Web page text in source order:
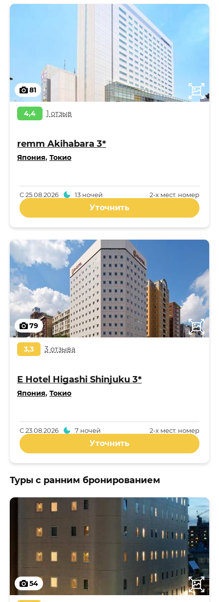
81
4,4 1 отзыв
remm Akihabara 3*
Япония, Токио
2-x мест. номер
С25.08.2026 13 ночей
Уточнить
79
3,3 3 отзыва
E Hotel Higashi Shinjuku 3*
Япония, Токио
2-x мест. номер
С23.08.2026 7 ночей
Уточнить
Туры с ранним бронированием
54